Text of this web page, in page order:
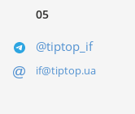
05
@tiptop_if
if@tiptop.ua